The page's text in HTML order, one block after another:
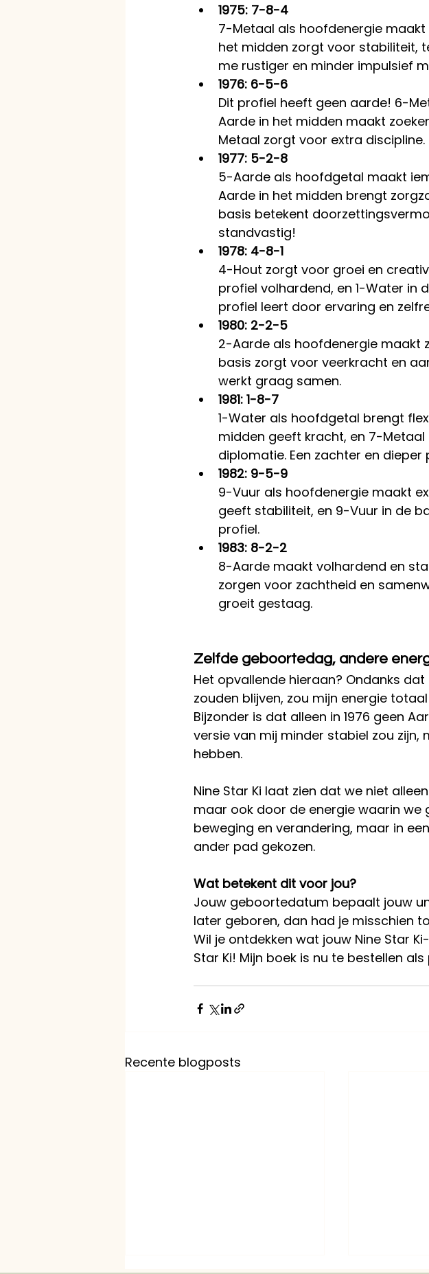
1975: 7-8-4
7-Metaal als hoofdenergie
het midden zorgt voor stabiliteit,
me rustiger en minder impulsief
1976: 6-5-6
Dit profiel heeft geen aarde! 6-
Aarde in het midden maakt
Metaal zorgt voor extra
1977: 5-2-8
5-Aarde als hoofdgetal maakt
Aarde in het midden brengt
basis betekent
standvastig!
1978: 4-8-1
4-Hout zorgt voor groei en
profiel volhardend, en 1-Water in
profiel leert door ervaring en
1980: 2-2-5
2-Aarde als hoofdenergie maakt
basis zorgt voor veerkracht en
werkt graag samen.
1981: 1-8-7
1-Water als hoofdgetal brengt
midden geeft kracht, en 7-Metaal
diplomatie. Een zachter en dieper
1982: 9-5-9
9-Vuur als hoofdenergie maakt
geeft stabiliteit, en 9-Vuur in de
profiel.
1983: 8-2-2
8-Aarde maakt volhardend en
zorgen voor zachtheid en
groeit gestaag.
Zelfde geboortedag, andere
Het opvallende hieraan? Ondanks
zouden blijven, zou mijn energie
Bijzonder is dat alleen in 1976 geen
versie van mij minder stabiel zou
hebben.
Nine Star Ki laat zien dat we niet
maar ook door de energie waarin
beweging en verandering, maar in
ander pad gekozen.
Wat betekent dit voor jou?
Jouw geboortedatum bepaalt jouw
later geboren, dan had je misschien
Wil je ontdekken wat jouw Nine Star
Star Ki! Mijn boek is nu te bestellen als
Recente blogposts